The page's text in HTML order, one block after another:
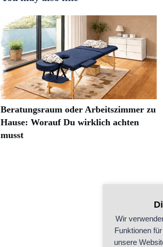
Beratungsraum oder Arbeitszimmer zu
Hause: Worauf Du wirklich achten
musst
Wir
Funktionen
unsere